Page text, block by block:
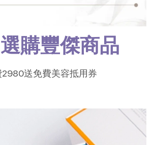
購豐傑商品
2980送免費美容抵用券